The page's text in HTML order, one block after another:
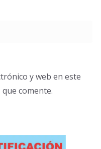
y web en este
comente.